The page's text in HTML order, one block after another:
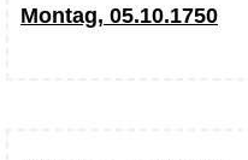
Montag, 05.10.1750